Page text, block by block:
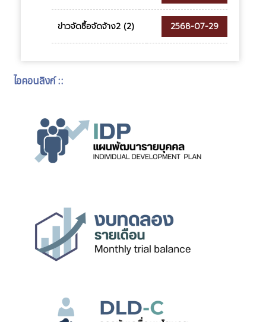
ข่าวจัดซื้อจัดจ้าง2 (2) 2568-07-29
ไอคอนลิงก์ ::